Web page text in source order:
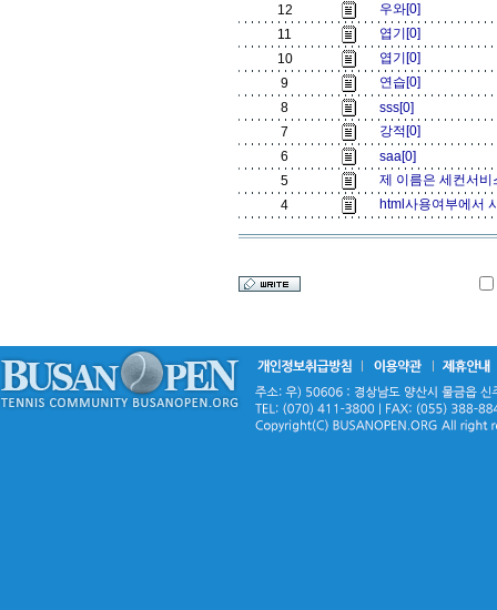
12
우와[0]
11
엽기[0]
10
엽기[0]
9
연습[0]
8
sss[0]
7
강적[0]
6
saa[0]
5
제 이름은 세컨서
4
html사용여부에서